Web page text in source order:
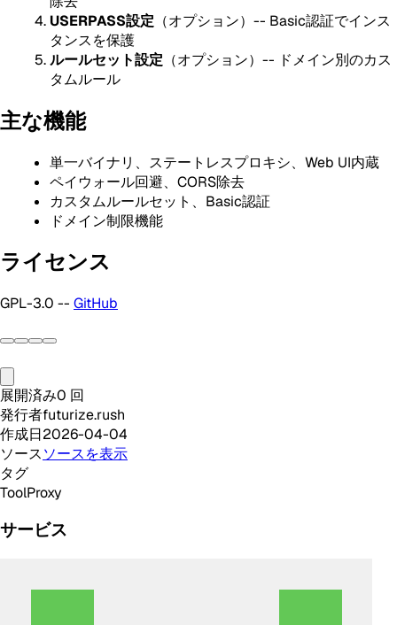
USERPASS設定 （オプション）-- Basic認証でインス
タンスを保護
ルールセット設定 （オプション）-- ドメイン別のカス
タムルール
主な機能
単一バイナリ、ステートレスプロキシ、Web UI内蔵
ペイウォール回避、CORS除去
カスタムルールセット、Basic認証
ドメイン制限機能
ライセンス
GPL-3.0 -- GitHub
展開済み0 回
発行者futurize.rush
作成日2026-04-04
ソースソースを表示
タグ
ToolProxy
サービス